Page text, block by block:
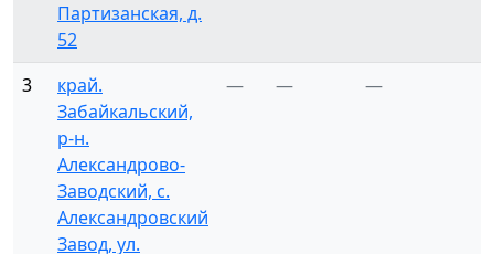
Партизанская, д.
52
3
край.
Забайкальский,
р-н.
Александрово-
Заводский, с.
Александровский
Завод, ул.
— — —